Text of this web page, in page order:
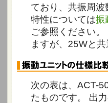
ており、共振周
特性については振
ご参照ください
ますが、25Wと
次の表は、ACT-
たものです。 出